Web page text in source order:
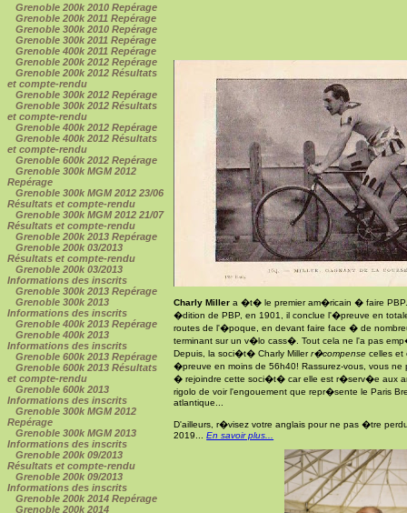
Grenoble 200k 2010 Repérage
Grenoble 200k 2011 Repérage
Grenoble 300k 2010 Repérage
Grenoble 300k 2011 Repérage
Grenoble 400k 2011 Repérage
Grenoble 200k 2012 Repérage
Grenoble 200k 2012 Résultats
et compte-rendu
Grenoble 300k 2012 Repérage
Grenoble 300k 2012 Résultats
et compte-rendu
Grenoble 400k 2012 Repérage
Grenoble 400k 2012 Résultats
et compte-rendu
Grenoble 600k 2012 Repérage
Grenoble 300k MGM 2012
Repérage
Grenoble 300k MGM 2012 23/06
Résultats et compte-rendu
Grenoble 300k MGM 2012 21/07
Résultats et compte-rendu
Grenoble 200k 2013 Repérage
Grenoble 200k 03/2013
Résultats et compte-rendu
Grenoble 200k 03/2013
Informations des inscrits
Grenoble 300k 2013 Repérage
Grenoble 300k 2013
Informations des inscrits
Grenoble 400k 2013 Repérage
Grenoble 400k 2013
Informations des inscrits
Grenoble 600k 2013 Repérage
Grenoble 600k 2013 Résultats
et compte-rendu
Grenoble 600k 2013
Informations des inscrits
Grenoble 300k MGM 2012
Repérage
Grenoble 300k MGM 2013
Informations des inscrits
Grenoble 200k 09/2013
Résultats et compte-rendu
Grenoble 200k 09/2013
Informations des inscrits
Grenoble 200k 2014 Repérage
Grenoble 200k 2014
Charly Miller a �t� le premier am�ricain � faire
�dition de PBP, en 1901, il conclue l'�preuve en
routes de l'�poque, en devant faire face � de
terminant sur un v�lo cass�. Tout cela ne l'a pas
Depuis, la soci�t� Charly Millerr�compense celles et
�preuve en moins de 56h40! Rassurez-vous, vous
� rejoindre cette soci�t� car elle est r�serv�e aux
rigolo de voir l'engouement que repr�sente le Paris
atlantique...
D'ailleurs, r�visez votre anglais pour ne pas �tre
2019...En savoir plus...